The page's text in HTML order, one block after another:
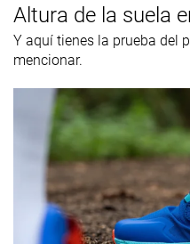
Orthotic
✓
Clasificación
Popularidad
Altura de la suela
Y aquí tienes la prueba del
mencionar.